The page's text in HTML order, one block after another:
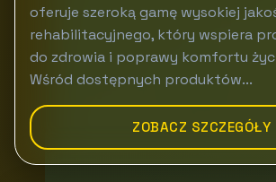
oferuje szeroką gamę wysokiej
rehabilitacyjnego, który wspiera
do zdrowia i poprawy komfortu
Wśród dostępnych produktów...
ZOBACZ SZCZEGÓŁY